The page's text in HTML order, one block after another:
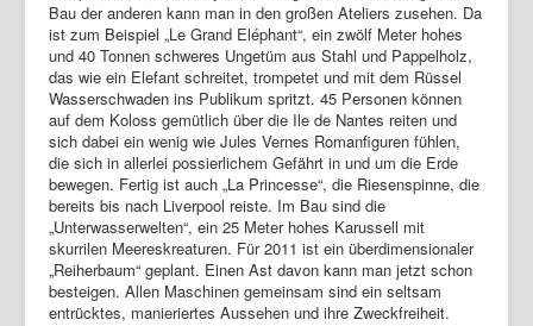
Bau der anderen kann man in den großen Ateliers zusehen. Da
ist zum Beispiel „Le Grand Eléphant“, ein zwölf Meter hohes
und 40 Tonnen schweres Ungetüm aus Stahl und Pappelholz,
das wie ein Elefant schreitet, trompetet und mit dem Rüssel
Wasserschwaden ins Publikum spritzt. 45 Personen können
auf dem Koloss gemütlich über die Ile de Nantes reiten und
sich dabei ein wenig wie Jules Vernes Romanfiguren fühlen,
die sich in allerlei possierlichem Gefährt in und um die Erde
bewegen. Fertig ist auch „La Princesse“, die Riesenspinne, die
bereits bis nach Liverpool reiste. Im Bau sind die
„Unterwasserwelten“, ein 25 Meter hohes Karussell mit
skurrilen Meereskreaturen. Für 2011 ist ein überdimensionaler
„Reiherbaum“ geplant. Einen Ast davon kann man jetzt schon
besteigen. Allen Maschinen gemeinsam sind ein seltsam
entrücktes, manieriertes Aussehen und ihre Zweckfreiheit.